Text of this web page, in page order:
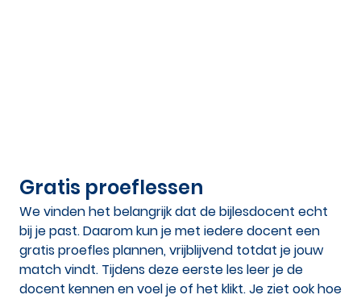
Gratis proeflessen
We vinden het belangrijk dat de bijlesdocent echt
bij je past. Daarom kun je met iedere docent een
gratis proefles plannen, vrijblijvend totdat je jouw
match vindt. Tijdens deze eerste les leer je de
docent kennen en voel je of het klikt. Je ziet ook hoe